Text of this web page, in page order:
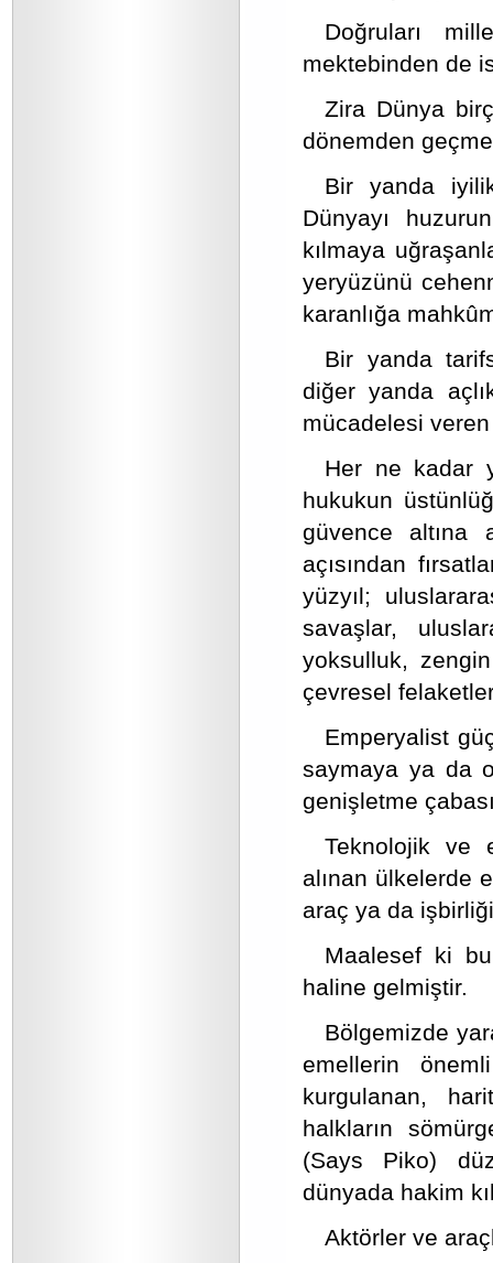
Doğruları
mektebinden de
Zira Dünya
dönemden
Bir yanda
Dünyayı
kılmaya
yeryüzünü
karanlığa
Bir yanda
diğer yanda
mücadelesi
Her ne kadar
hukukun
güvence altına
açısından
yüzyıl;
savaşlar,
yoksulluk,
çevresel
Emperyalist
saymaya ya da
genişletme
Teknolojik ve
alınan ülkelerde
araç ya da
Maalesef ki
haline gelmiştir.
Bölgemizde
emellerin
kurgulanan,
halkların
(Says Piko)
dünyada hakim
Aktörler ve